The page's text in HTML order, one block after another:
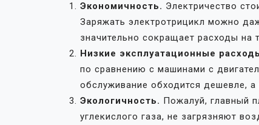
Экономичность. Электричество
Заряжать электротрицикл можно
значительно сокращает расходы на
Низкие эксплуатационные
по сравнению с машинами с
обслуживание обходится дешевле,
Экологичность. Пожалуй, главный
углекислого газа, не загрязняют